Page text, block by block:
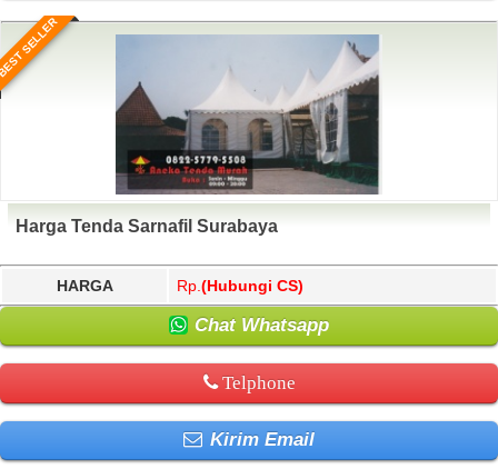
SELLER
Harga Tenda Sarnafil Surabaya
HARGA Rp. (Hubungi CS)
Chat Whatsapp
Telphone
Kirim Email